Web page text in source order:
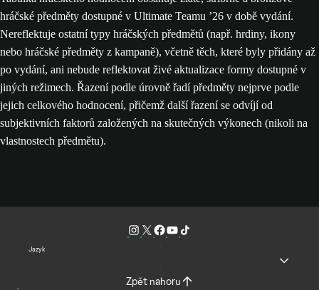
hráčské předměty dostupné v Ultimate Teamu ’26 v době vydání.
Nereflektuje ostatní typy hráčských předmětů (např. hrdiny, ikony
nebo hráčské předměty z kampaně), včetně těch, které byly přidány až
po vydání, ani nebude reflektovat živé aktualizace formy dostupné v
jiných režimech. Řazení podle úrovně řadí předměty nejprve podle
jejich celkového hodnocení, přičemž další řazení se odvíjí od
subjektivních faktorů založených na skutečných výkonech (nikoli na
vlastnostech předmětu).
Jazyk
Zpět nahoru